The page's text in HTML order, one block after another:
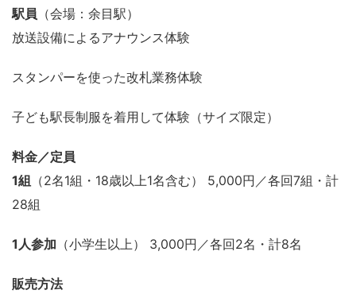
駅員 （会場：余目駅）
放送設備によるアナウンス体験
スタンパーを使った改札業務体験
子ども駅長制服を着用して体験（サイズ限定）
料金／定員
1組 （2名1組・18歳以上1名含む） 5,000円／各回7組・計
28組
1人参加 （小学生以上） 3,000円／各回2名・計8名
販売方法